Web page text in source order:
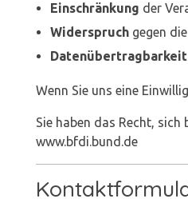
Einschränkung der
Widerspruchgegen die
Datenübertragbarkeit
Wenn Sie uns eine
Sie haben das Recht,
www.bfdi.bund.de